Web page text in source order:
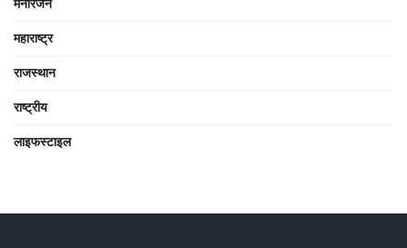
मनोरंजन
महाराष्ट्र
राजस्थान
राष्ट्रीय
लाइफस्टाइल